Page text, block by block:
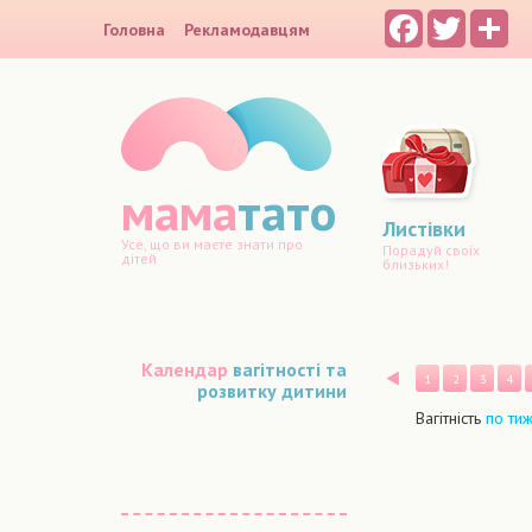
Головна Рекламодавцям FacebookTwitter
маматато
Усе, що ви маєте знати про
дітей
Листівки
Порадуй своїх
близьких!
Календар вагітності та
розвитку дитини
Назад
1 2 3 4
Вагітність по